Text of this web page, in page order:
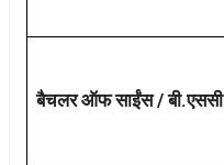
बैचलर ऑफ साईंस / बी.एससी